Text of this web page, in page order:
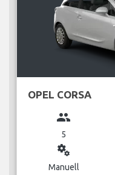
OPEL CORSA
group
5
miscellaneous_services
Manuell